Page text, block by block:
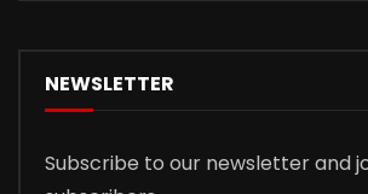
NEWSLETTER
Subscribe to our newsletter and